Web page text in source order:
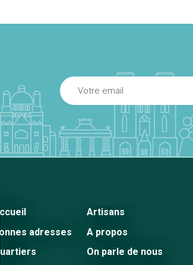
adresses
Artisans
A propos
On parle de nous